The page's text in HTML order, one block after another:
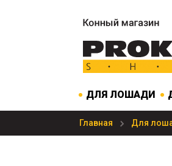
ДЛЯ ЛОШАДИ
Главная Для